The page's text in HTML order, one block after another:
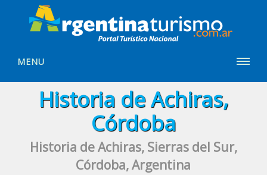
MENU
Historia de Achiras,
Córdoba
Historia de Achiras, Sierras del Sur,
Córdoba, Argentina